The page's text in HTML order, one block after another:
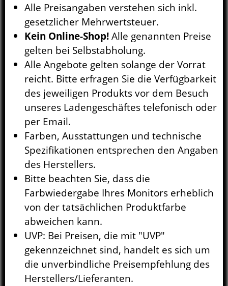
Alle Preisangaben verstehen sich inkl.
gesetzlicher Mehrwertsteuer.
Kein Online-Shop!Alle genannten Preise
gelten bei Selbstabholung.
Alle Angebote gelten solange der Vorrat
reicht. Bitte erfragen Sie die Verfügbarkeit
des jeweiligen Produkts vor dem Besuch
unseres Ladengeschäftes telefonisch oder
per Email.
Farben, Ausstattungen und technische
Spezifikationen entsprechen den Angaben
des Herstellers.
Bitte beachten Sie, dass die
Farbwiedergabe Ihres Monitors erheblich
von der tatsächlichen Produktfarbe
abweichen kann.
UVP: Bei Preisen, die mit "UVP"
gekennzeichnet sind, handelt es sich um
die unverbindliche Preisempfehlung des
Herstellers/Lieferanten.